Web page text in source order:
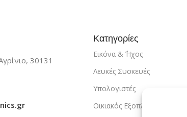
30131
Κατηγορίες
Εικόνα & ΄Ήχος
Λευκές Συσκευές
Υπολογιστές
Οικιακός Εξοπλισμός